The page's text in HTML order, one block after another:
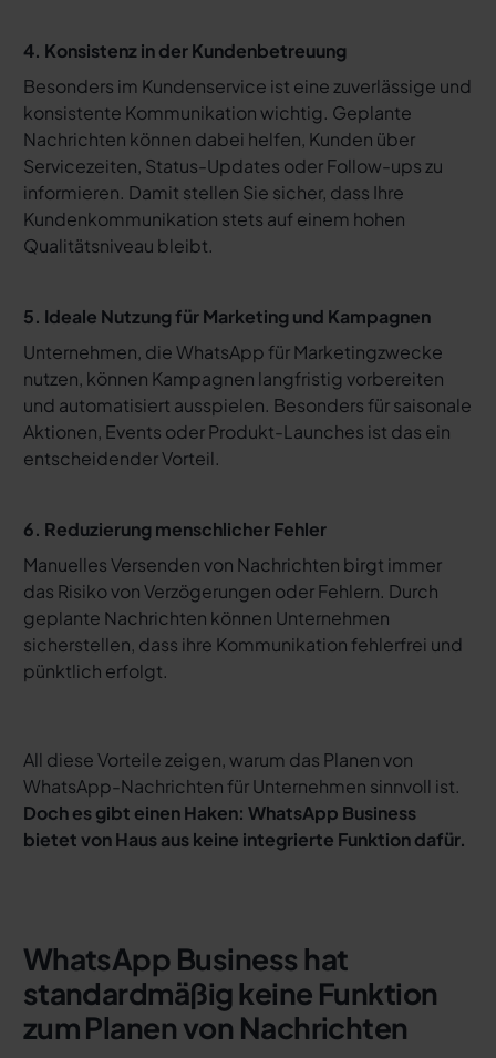
4. Konsistenz in der Kundenbetreuung
Besonders im Kundenservice ist eine zuverlässige und
konsistente Kommunikation wichtig. Geplante
Nachrichten können dabei helfen, Kunden über
Servicezeiten, Status-Updates oder Follow-ups zu
informieren. Damit stellen Sie sicher, dass Ihre
Kundenkommunikation stets auf einem hohen
Qualitätsniveau bleibt.
5. Ideale Nutzung für Marketing und Kampagnen
Unternehmen, die WhatsApp für Marketingzwecke
nutzen, können Kampagnen langfristig vorbereiten
und automatisiert ausspielen. Besonders für saisonale
Aktionen, Events oder Produkt-Launches ist das ein
entscheidender Vorteil.
6. Reduzierung menschlicher Fehler
Manuelles Versenden von Nachrichten birgt immer
das Risiko von Verzögerungen oder Fehlern. Durch
geplante Nachrichten können Unternehmen
sicherstellen, dass ihre Kommunikation fehlerfrei und
pünktlich erfolgt.
All diese Vorteile zeigen, warum das Planen von
WhatsApp-Nachrichten für Unternehmen sinnvoll ist.
Doch es gibt einen Haken: WhatsApp Business
bietet von Haus aus keine integrierte Funktion dafür.
WhatsApp Business hat
standardmäßig keine Funktion
zum Planen von Nachrichten